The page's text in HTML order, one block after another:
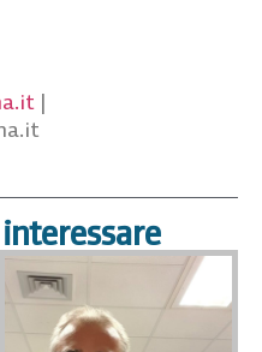
|